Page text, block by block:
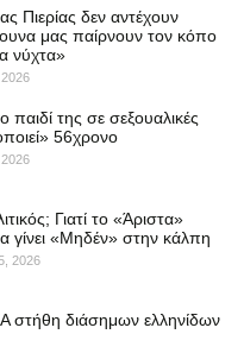
Πιερίας δεν αντέχουν
μας παίρνουν τον κόπο
νύχτα»
παιδί της σε σεξουαλικές
56χρονο
Γιατί το «Άριστα»
γίνει «Μηδέν» στην κάλπη
2026
στήθη διάσημων ελληνίδων